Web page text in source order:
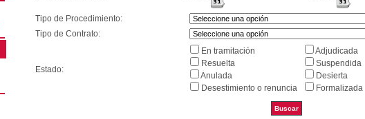
Tipo de Procedimiento:
Tipo de Contrato:
Estado:
En tramitación
Adjudicada
Resuelta
Suspendida
Anulada
Desierta
Desestimiento o renuncia
Formalizada